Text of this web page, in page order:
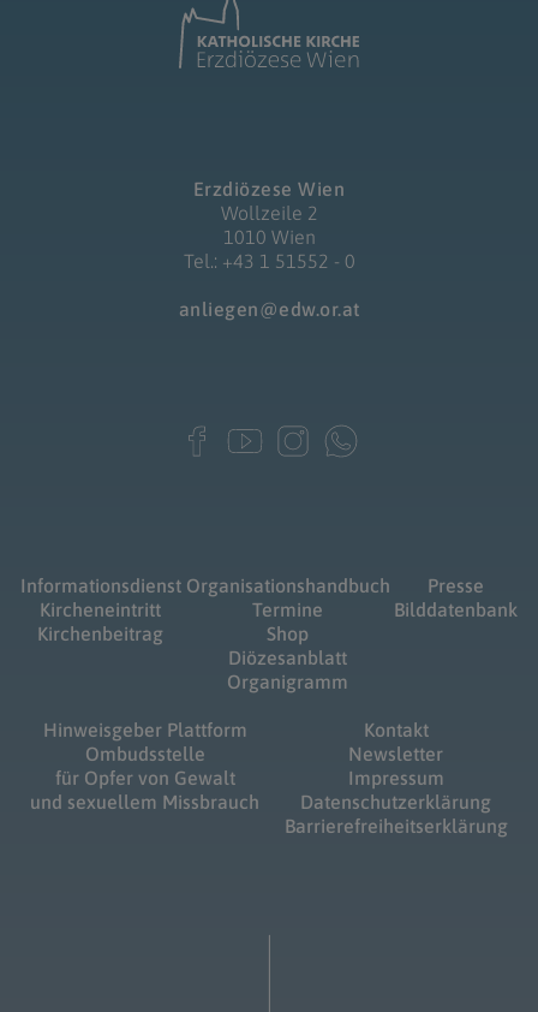
Erzdiözese Wien
Wollzeile 2
1010 Wien
Tel.: +43 1 51552 - 0
anliegen@edw.or.at
Informationsdienst
Kircheneintritt
Kirchenbeitrag
Organisationshandbuch
Termine
Shop
Diözesanblatt
Organigramm
Presse
Bilddatenbank
Hinweisgeber Plattform
Ombudsstelle
für Opfer von Gewalt
und sexuellem Missbrauch
Kontakt
Newsletter
Impressum
Datenschutzerklärung
Barrierefreiheitserklärung